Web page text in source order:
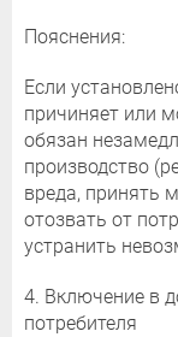
Пояснения:
Если
причиняет или
обязан
производство
вреда, принять
отозвать от
устранить
4. Включение в
потребителя